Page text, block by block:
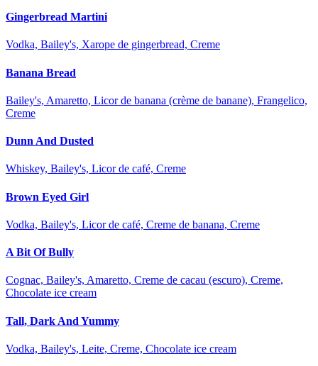
Gingerbread Martini
Vodka, Bailey's, Xarope de gingerbread, Creme
Banana Bread
Bailey's, Amaretto, Licor de banana (crème de banane), Frangelico,
Creme
Dunn And Dusted
Whiskey, Bailey's, Licor de café, Creme
Brown Eyed Girl
Vodka, Bailey's, Licor de café, Creme de banana, Creme
A Bit Of Bully
Cognac, Bailey's, Amaretto, Creme de cacau (escuro), Creme,
Chocolate ice cream
Tall, Dark And Yummy
Vodka, Bailey's, Leite, Creme, Chocolate ice cream